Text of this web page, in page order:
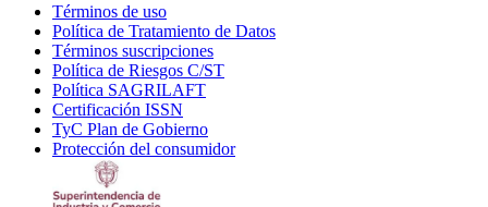
Términos de uso
in
new
window
Política de Tratamiento de Datos
Términos suscripciones
in
Política de Riesgos C/ST
Política SAGRILAFT
new
window
Certificación ISSN
in
new
TyC Plan de Gobierno
in
Protección del consumidorOpens